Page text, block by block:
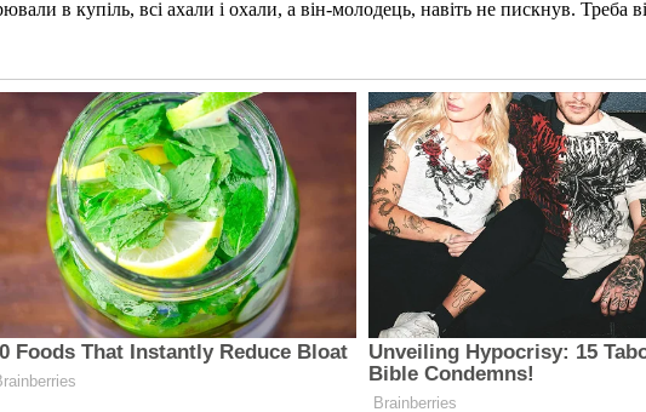
в купіль, всі ахали і охали, а він-молодець, навіть не пискнув. Треба